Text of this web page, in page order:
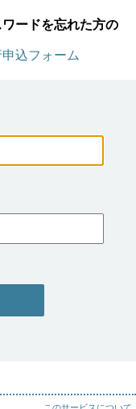
ードを忘れた方の
込フォーム